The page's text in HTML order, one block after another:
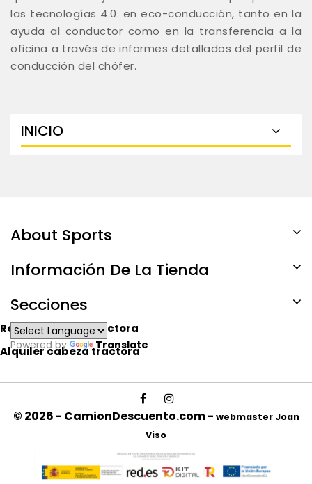
las tecnologías 4.0. en eco-conducción, tanto en la
ayuda al conductor como en la transferencia a la
oficina a través de informes detallados del perfil de
conducción del chófer.
INICIO
About Sports
Información De La Tienda
Secciones
Powered by Translate
Renting cabeza tractora
Alquiler cabeza tractora
© 2026 - CamionDescuento.com - webmaster Joan
Viso